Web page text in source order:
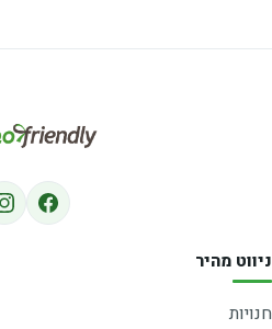
ניווט מהיר
חנויות